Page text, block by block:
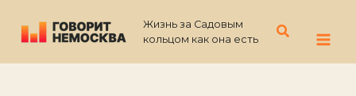
содержимому
Жизнь за Садовым
кольцом как она есть
Поиск